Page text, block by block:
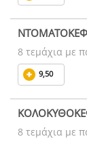
8 τεμάχια με
9,50
8 τεμάχια με